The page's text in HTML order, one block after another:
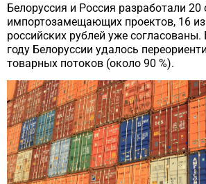
Белоруссия и Россия разработали
импортозамещающих проектов, 16
российских рублей уже
году Белоруссии удалось
товарных потоков (около 90 %).